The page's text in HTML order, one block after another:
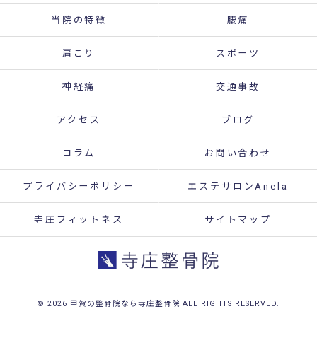
当院の特徴 腰痛
肩こり スポーツ
神経痛 交通事故
アクセス ブログ
コラム お問い合わせ
プライバシーポリシー エステサロンAnela
寺庄フィットネス サイトマップ
© 2026 甲賀の整骨院なら寺庄整骨院 ALL RIGHTS RESERVED.